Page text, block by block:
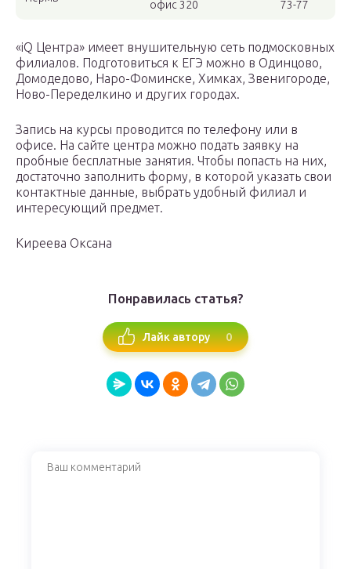
офис 320 73-77
«iQ Центра» имеет внушительную сеть подмосковных
филиалов. Подготовиться к ЕГЭ можно в Одинцово,
Домодедово, Наро-Фоминске, Химках, Звенигороде,
Ново-Переделкино и других городах.
Запись на курсы проводится по телефону или в
офисе. На сайте центра можно подать заявку на
пробные бесплатные занятия. Чтобы попасть на них,
достаточно заполнить форму, в которой указать свои
контактные данные, выбрать удобный филиал и
интересующий предмет.
Киреева Оксана
Понравилась статья?
Лайк автору 0